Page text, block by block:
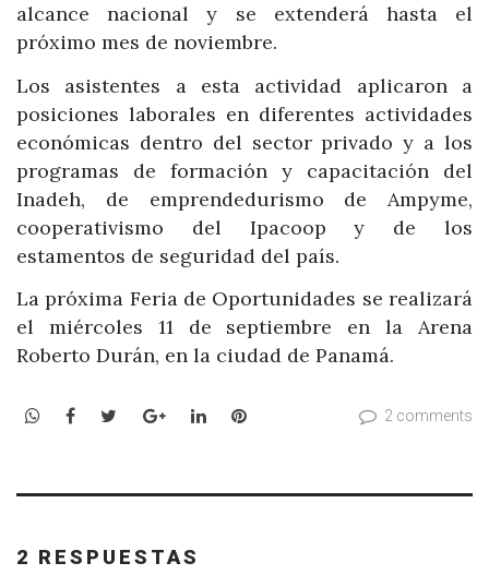
alcance nacional y se extenderá hasta el
próximo mes de noviembre.
Los asistentes a esta actividad aplicaron a
posiciones laborales en diferentes actividades
económicas dentro del sector privado y a los
programas de formación y capacitación del
Inadeh, de emprendedurismo de Ampyme,
cooperativismo del Ipacoop y de los
estamentos de seguridad del país.
La próxima Feria de Oportunidades se realizará
el miércoles 11 de septiembre en la Arena
Roberto Durán, en la ciudad de Panamá.
WhatsApp
Facebook
TwitterGoogle+LinkedInPinterest 2 comments
2 RESPUESTAS